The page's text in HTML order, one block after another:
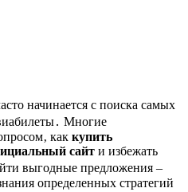
Многие
как купить
сайт и избежать
выгодные предложения –
определенных стратегий